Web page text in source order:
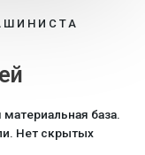
база.
Нет скрытых